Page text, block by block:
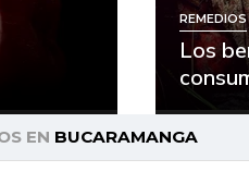
REMEDIOS
Los
EN BUCARAMANGA